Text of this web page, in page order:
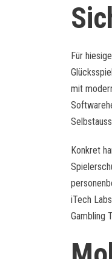
Für
mit
Konkret
iTech
Gambling